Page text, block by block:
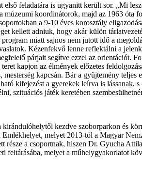
feladatára is ugyanitt került sor. „Mi
múzeumi koordinátorok, majd az 1963 óta
a 9-10 éves korosztály
kellett adniuk, hogy akár külön
miatt sajnos nem jutott idő a
Kézenfekvő lenne reflektálni a
párjait segítve ezzel az orientációt.
kapjon az élmények előzetes
kapcsán. Bár a gyűjtemény
kifejezést a gyerekek leírva is lássanak,
szituációs játék keretében
kezdve szoborparkon és
melyet 2013-tól a Magyar
része a csoportnak, hiszen Dr. Gyucha
feltárásába, melyet a műhelygyakorlatot